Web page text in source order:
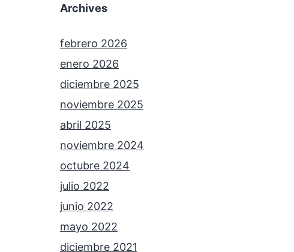
Archives
febrero 2026
enero 2026
diciembre 2025
noviembre 2025
abril 2025
noviembre 2024
octubre 2024
julio 2022
junio 2022
mayo 2022
diciembre 2021